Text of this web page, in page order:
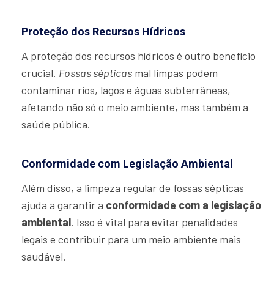
Proteção dos Recursos Hídricos
A proteção dos recursos hídricos é outro benefício
crucial. Fossas sépticas mal limpas podem
contaminar rios, lagos e águas subterrâneas,
afetando não só o meio ambiente, mas também a
saúde pública.
Conformidade com Legislação Ambiental
Além disso, a limpeza regular de fossas sépticas
ajuda a garantir a conformidade com a legislação
ambiental. Isso é vital para evitar penalidades
legais e contribuir para um meio ambiente mais
saudável.